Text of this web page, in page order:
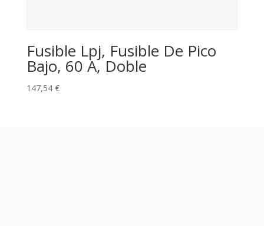
Fusible Lpj, Fusible De Pico
Bajo, 60 A, Doble
147,54 €